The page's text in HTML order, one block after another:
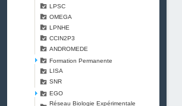
LPSC
OMEGA
LPNHE
CCIN2P3
ANDROMEDE
Formation Permanente
LISA
SNR
EGO
Réseau Biologie Expérimentale